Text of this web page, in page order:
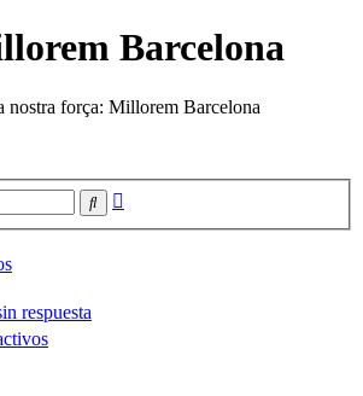
Barcelona
nostra força: Millorem Barcelona
Buscar
respuesta